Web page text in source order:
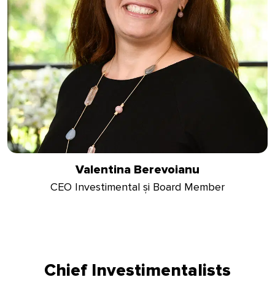
Valentina Berevoianu
CEO Investimental și Board Member
Chief Investimentalists